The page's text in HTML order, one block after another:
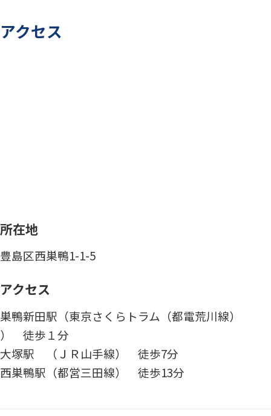
アクセス
所在地
豊島区西巣鴨1-1-5
アクセス
巣鴨新田駅（東京さくらトラム（都電荒川線）
） 徒歩１分
大塚駅 （ＪＲ山手線） 徒歩7分
西巣鴨駅（都営三田線） 徒歩13分